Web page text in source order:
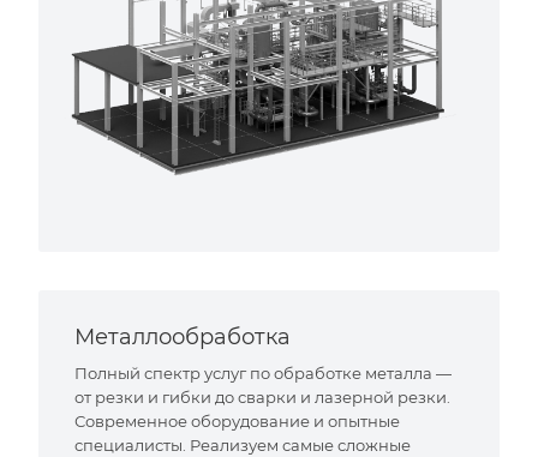
Металлообработка
Полный спектр услуг по обработке металла —
от резки и гибки до сварки и лазерной резки.
Современное оборудование и опытные
специалисты. Реализуем самые сложные